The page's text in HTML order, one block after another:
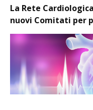
La Rete
nuovi Comitati per